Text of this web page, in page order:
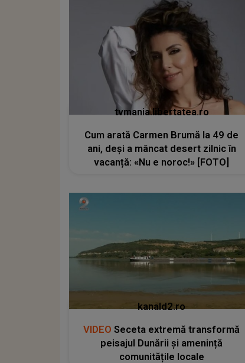
tvmania.libertatea.ro
Cum arată Carmen Brumă la 49 de
ani, deși a mâncat desert zilnic în
vacanță: «Nu e noroc!» [FOTO]
kanald2.ro
VIDEO Seceta extremă transformă
peisajul Dunării și amenință
comunitățile locale